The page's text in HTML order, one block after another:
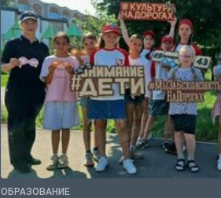
ОБРАЗОВАНИЕ